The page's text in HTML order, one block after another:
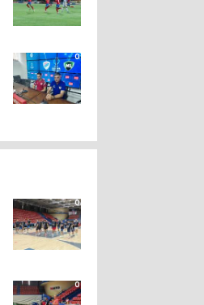
0
0
0